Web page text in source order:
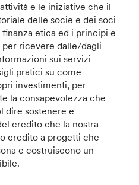
e le iniziative che il
delle socie e dei soci
etica ed i principi e
per ricevere dalle/dagli
sui servizi
pratici su come
investimenti, per
la consapevolezza che
dire sostenere e
credito che la nostra
credito a progetti che
e costruiscono un